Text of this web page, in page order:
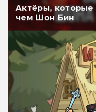
Актёры,
чем Шон Бин